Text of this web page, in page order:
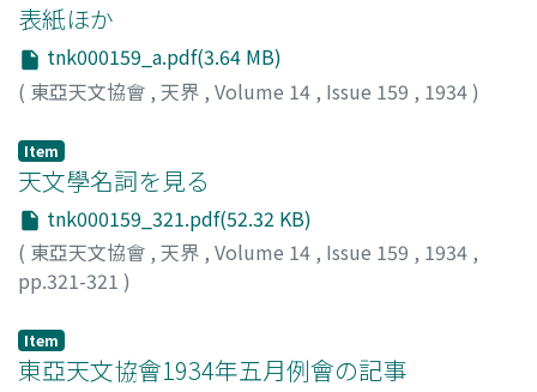
表紙ほか
tnk000159_a.pdf(3.64 MB)
( 東亞天文協會 , 天界 , Volume 14 , Issue 159 , 1934)
Item
天文學名詞を見る
tnk000159_321.pdf(52.32 KB)
( 東亞天文協會 , 天界 , Volume 14 , Issue 159 , 1934 ,
pp.321-321 )
Item
東亞天文協會1934年五月例會の記事